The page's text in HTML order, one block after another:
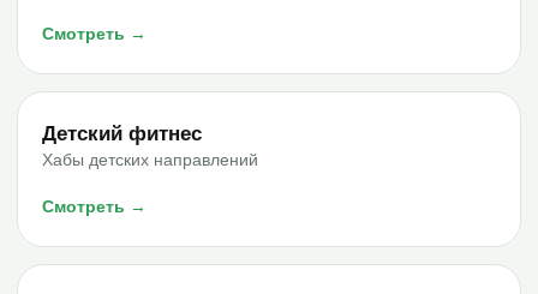
Смотреть →
Детский фитнес
Хабы детских направлений
Смотреть →